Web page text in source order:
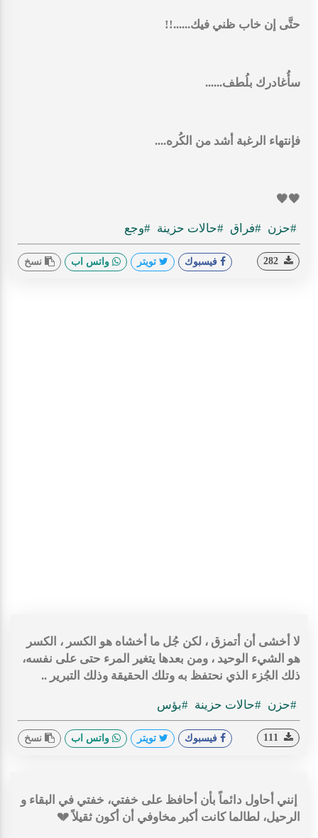
حتَّى إن خاب ظني فيك......!!
سأُغادرك بلُطف......
فإنتهاء الرغبة أشد من الكُره....
🖤🖤
#حزن #فراق #حالات حزينة #وجع
فيسبوك تويتر واتس اب نسخ
لا أخشى أن أتمزق ، لكن جُل ما أخشاه هو الكسر ، الكسر
هو الشيء الوحيد ، ومن بعدها يتغير المرء حتى على نفسه،
ذلك الجُزء الذي نحتفظ به وتلك الحقيقة وذلك التبرير ..
#حزن #حالات حزينة #بؤس
فيسبوك تويتر واتس اب نسخ
‏ إنني أحاول دائماً بأن أحافظ على خفتي، خفتي في البقاء و
الرحيل، لطالما كانت أكبر مخاوفي أن أكون ثقيلاً 💔